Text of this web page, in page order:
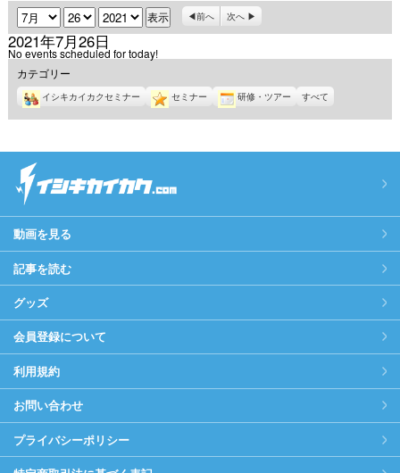
月 日 年 前へ 次へ
2021年7月26日
No events scheduled for today!
カテゴリー
イシキカイカクセミナー セミナー 研修・ツアー すべて
動画を見る
記事を読む
グッズ
会員登録について
利用規約
お問い合わせ
プライバシーポリシー